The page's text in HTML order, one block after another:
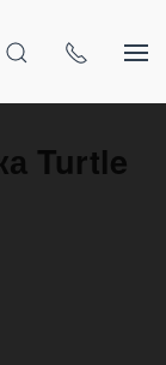
Turtle